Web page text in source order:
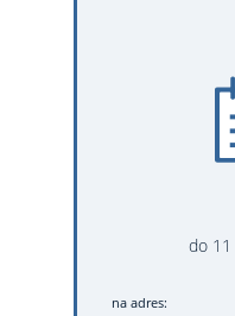
do 11
na adres: